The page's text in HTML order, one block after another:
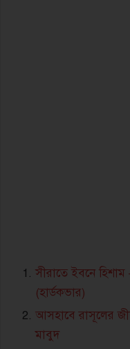
সীরাতে ইবনে
(হার্ডকভার)
আসহাবে রাসূলের
মাবুদ